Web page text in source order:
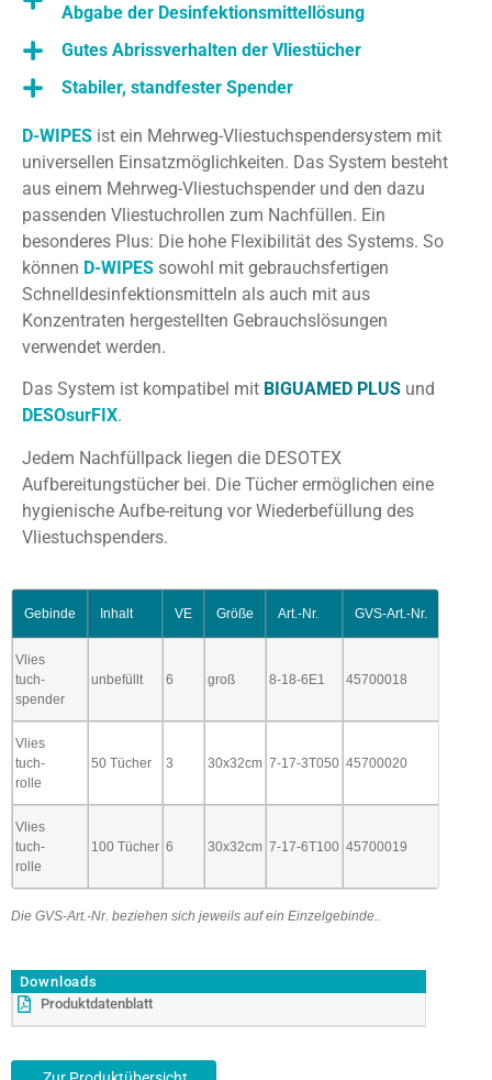
Abgabe der Desinfektionsmittellösung
Gutes Abrissverhalten der Vliestücher
Stabiler, standfester Spender
D-WIPES ist ein Mehrweg-Vliestuchspendersystem mit
universellen Einsatzmöglichkeiten. Das System besteht
aus einem Mehrweg-Vliestuchspender und den dazu
passenden Vliestuchrollen zum Nachfüllen. Ein
besonderes Plus: Die hohe Flexibilität des Systems. So
können D-WIPES sowohl mit gebrauchsfertigen
Schnelldesinfektionsmitteln als auch mit aus
Konzentraten hergestellten Gebrauchslösungen
verwendet werden.
Das System ist kompatibel mit BIGUAMED PLUS und
DESOsurFIX.
Jedem Nachfüllpack liegen die DESOTEX
Aufbereitungstücher bei. Die Tücher ermöglichen eine
hygienische Aufbe-reitung vor Wiederbefüllung des
Vliestuchspenders.
Gebinde Inhalt VE Größe Art.-Nr. GVS-Art.-Nr.
Vlies
tuch-
spender
unbefüllt 6 groß 8-18-6E1 45700018
Vlies
tuch-
rolle
50 Tücher 3 30x32cm 7-17-3T050 45700020
Vlies
tuch-
rolle
100 Tücher 6 30x32cm 7-17-6T100 45700019
Die GVS-Art.-Nr. beziehen sich jeweils auf ein Einzelgebinde..
Downloads
Produktdatenblatt